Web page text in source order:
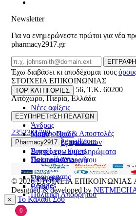
Newsletter
Για να ενημερώνεστε πρώτοι για νέα
pharmacy2917.gr
Email
ΕΓΓΡΑΦΗ
Έχω διαβάσει κι αποδέχομαι τους
ΣΤΟΙΧΕΙΑ ΕΠΙΚΟΙΝΩΝΙΑΣ
Βασ. Κωνσταντίνου 56, T.K. 60200
Λιτόχωρο,Πιερία,Ελλάδα
ΓΕΜΗ:165892448000
2352301789
pharmacy2917@gmail.com
TOP ΚΑΤΗΓΟΡΙΕΣ
Νέες αφίξεις
Γυναίκα
Άνδρας
Μαμά - Παιδί
Προσφορές
Βιταμίνες - Συμπληρώματα
Στοματική Υγιεινή
Πρόσωπο
Εποχιακά
Brands
ΕΞΥΠΗΡΕΤΗΣΗ ΠΕΛΑΤΩΝ
Μεταφορικά & Αποστολές
Επιστροφές προϊόντων
Συχνές ερωτήσεις
Πολιτική Απορρήτου
Pharmacy2917
Ποιοι είμαστε
Επικοινωνία
Όροι χρήσης
Cookies
Πολιτική Απορρήτου
© 2026ΣΤΟΙΧΕΙΑ ΕΠΙΚΟΙΝΩΝΙΑΣ
Designed & developed by
× Το Καλάθι Σου
0